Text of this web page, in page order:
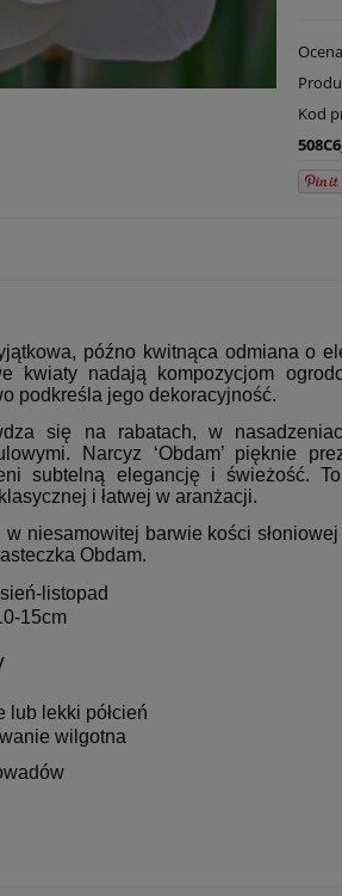
Kod
późno kwitnąca odmiana o
kwiaty nadają kompozycjom
podkreśla jego dekoracyjność.
się na rabatach, w
Narcyz ‘Obdam’ pięknie
subtelną elegancję i świeżość.
i łatwej w aranżacji.
niesamowitej barwie kości
Obdam.
listopad
15cm
lub lekki półcień
wilgotna